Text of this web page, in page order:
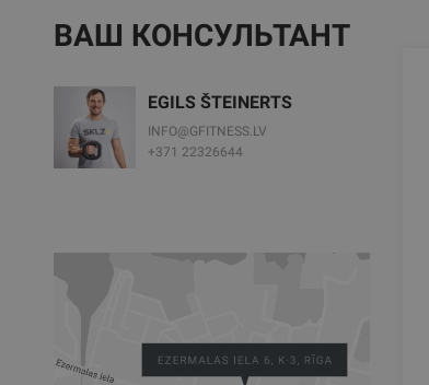
ВАШ КОНСУЛЬТАНТ
EGILS ŠTEINERTS
INFO@GFITNESS.LV
+371 22326644